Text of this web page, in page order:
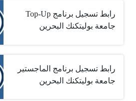
جامعة بوليتكنك البحرين
رابط تسجيل برنامج الماجستير
جامعة بوليتكنك البحرين